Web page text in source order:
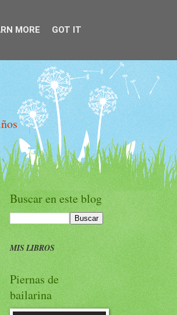
Buscar en este blog
MIS LIBROS
Piernas de
bailarina
MORE GOT IT